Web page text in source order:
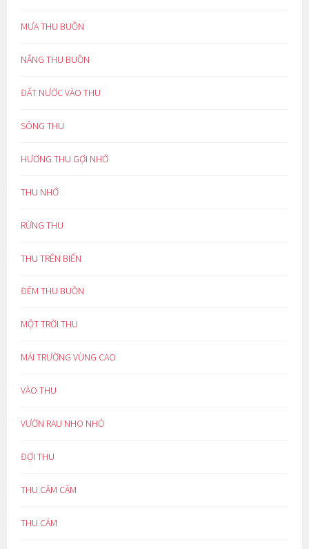
MƯA THU BUỒN
NẮNG THU BUỒN
ĐẤT NƯỚC VÀO THU
SÔNG THU
HƯƠNG THU GỢI NHỚ
THU NHỚ
RỪNG THU
THU TRÊN BIỂN
ĐÊM THU BUỒN
MỘT TRỜI THU
MÁI TRƯỜNG VÙNG CAO
VÀO THU
VƯỜN RAU NHO NHỎ
ĐỢI THU
THU CĂM CĂM
THU CẢM